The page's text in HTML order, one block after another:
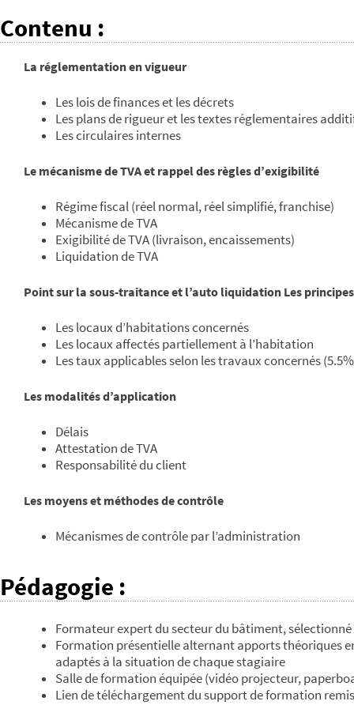
Contenu :
La réglementation en vigueur
Les lois de finances et les décrets
Les plans de rigueur et les textes réglementaires
Les circulaires internes
Le mécanisme de TVA et rappel des règles d’exigibilité
Régime fiscal (réel normal, réel simplifié, franchise)
Mécanisme de TVA
Exigibilité de TVA (livraison, encaissements)
Liquidation de TVA
Point sur la sous-traitance et l’auto liquidation Les
Les locaux d’habitations concernés
Les locaux affectés partiellement à l’habitation
Les taux applicables selon les travaux concernés
Les modalités d’application
Délais
Attestation de TVA
Responsabilité du client
Les moyens et méthodes de contrôle
Mécanismes de contrôle par l’administration
Pédagogie :
Formateur expert du secteur du bâtiment,
Formation présentielle alternant apports théoriques
adaptés à la situation de chaque stagiaire
Salle de formation équipée (vidéo projecteur,
Lien de téléchargement du support de formation